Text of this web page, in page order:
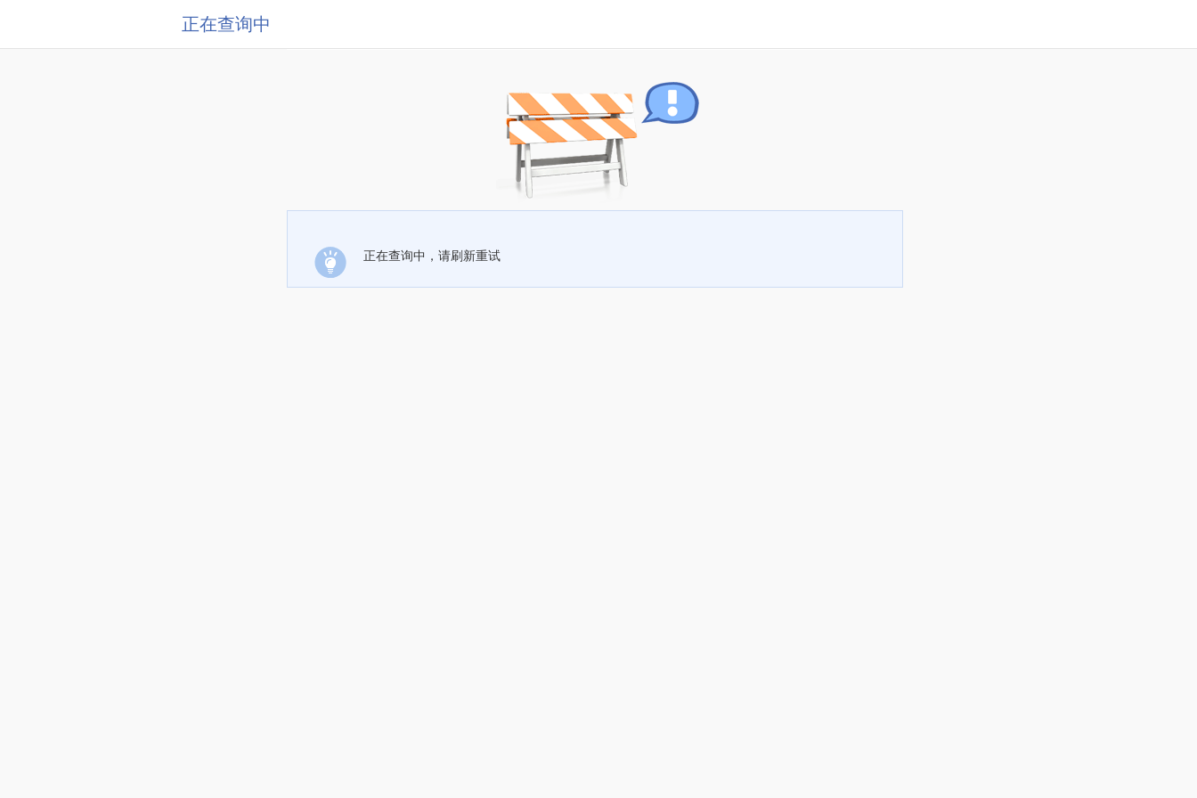
正在查询中
正在查询中，请刷新重试